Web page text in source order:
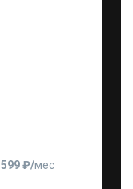
599 ₽⁠/⁠мес